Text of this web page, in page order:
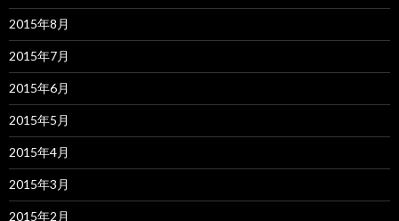
2015年8月
2015年7月
2015年6月
2015年5月
2015年4月
2015年3月
2015年2月